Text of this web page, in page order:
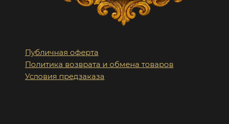
Публичная оферта
Политика возврата и обмена товаров
Условия предзаказа